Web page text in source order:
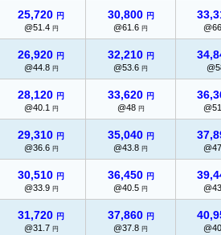
25,720 円
@51.4 円
30,800 円
@61.6円
26,920 円
@44.8 円
32,210 円
@53.6円
28,120 円
@40.1 円
33,620 円
@48 円
29,310 円
@36.6 円
35,040 円
@43.8円
30,510 円
@33.9 円
36,450 円
@40.5円
31,720 円
@31.7 円
37,860 円
@37.8円